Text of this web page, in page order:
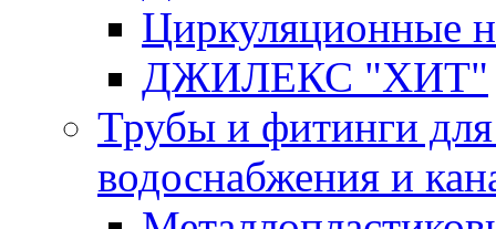
Циркуляционные
ДЖИЛЕКС "ХИТ"
Трубы и фитинги
водоснабжения и